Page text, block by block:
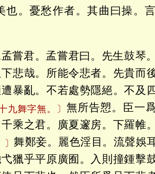
也。憂愁作者。其曲曰操。
嘗君。孟嘗君曰。先生鼓琴
悲哉。所能令悲者。先貴而
暴亂。不若處勢隱絕。不及
九舞字無。〕無所告愬。臣一
乘之君。廣夏邃房。下羅帷。
舞鄭妾。麗色淫目。流聲娛
獵乎平原廣囿。入則撞鍾擊